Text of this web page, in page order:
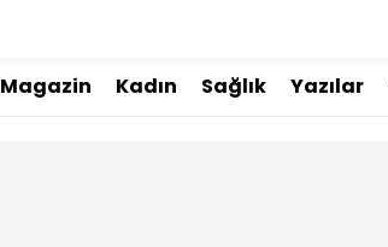
Magazin Kadın Sağlık Yazılar